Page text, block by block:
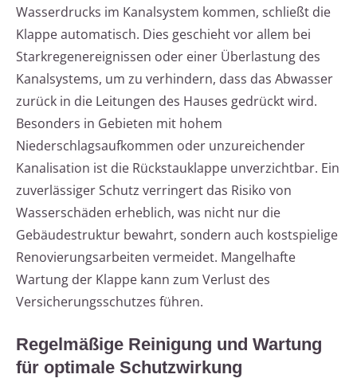
Wasserdrucks im Kanalsystem kommen, schließt die
Klappe automatisch. Dies geschieht vor allem bei
Starkregenereignissen oder einer Überlastung des
Kanalsystems, um zu verhindern, dass das Abwasser
zurück in die Leitungen des Hauses gedrückt wird.
Besonders in Gebieten mit hohem
Niederschlagsaufkommen oder unzureichender
Kanalisation ist die Rückstauklappe unverzichtbar. Ein
zuverlässiger Schutz verringert das Risiko von
Wasserschäden erheblich, was nicht nur die
Gebäudestruktur bewahrt, sondern auch kostspielige
Renovierungsarbeiten vermeidet. Mangelhafte
Wartung der Klappe kann zum Verlust des
Versicherungsschutzes führen.
Regelmäßige Reinigung und Wartung
für optimale Schutzwirkung